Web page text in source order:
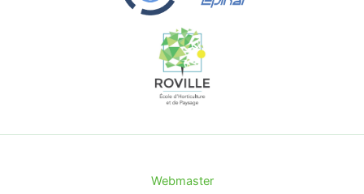
Webmaster